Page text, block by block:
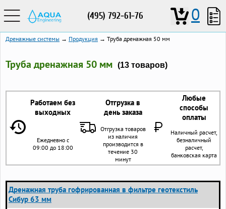
(495) 792-61-76 0
Дренажные системы → Продукция → Труба дренажная 50 мм
Труба дренажная 50 мм (13 товаров)
Работаем без
выходных
Отгрузка в
день заказа
Любые
способы
оплаты
Ежедневно с
09:00 до 18:00
Отгрузка товаров
из наличия
производится в
течение 30
минут
Наличный расчет,
безналичный
расчет,
банковская карта
Дренажная труба гофрированная в фильтре геотекстиль
Сибур 63 мм